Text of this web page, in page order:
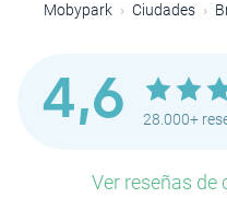
Mobypark Ciudades
4,6 28.000+
Ver reseñas de